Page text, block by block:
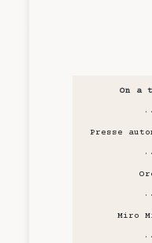
On a
Presse
Miro